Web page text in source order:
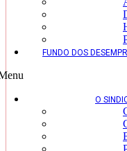
FUNDO DOS
O